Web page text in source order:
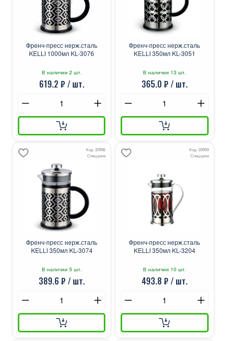
Френч-пресс нерж.сталь
KELLI 1000мл KL-3076
В наличии 2 шт.
619.2 ₽ / шт.
Френч-пресс нерж.сталь
KELLI 350мл KL-3051
В наличии 13 шт.
365.0 ₽ / шт.
Код: 20956
Спеццена
Френч-пресс нерж.сталь
KELLI 350мл KL-3074
В наличии 5 шт.
389.6 ₽ / шт.
Код: 20959
Спеццена
Френч-пресс нерж.сталь
KELLI 350мл KL-3204
В наличии 10 шт.
493.8 ₽ / шт.